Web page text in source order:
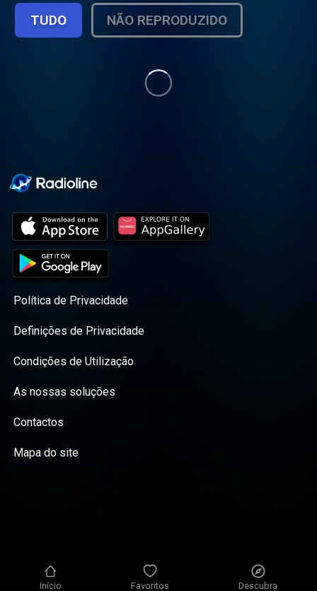
Início Favoritos Descubra
femmes exceptionnelles et j’ai crée ce
podcast dans le but de partager ces
histoires qui méritent d’être connues. Les
sont riches et plein de rebondissements.
J'espère qu'ils vous inspireront.
TUDO NÃO REPRODUZIDO
Política de Privacidade
Definições de Privacidade
Condições de Utilização
As nossas soluções
Contactos
Mapa do site